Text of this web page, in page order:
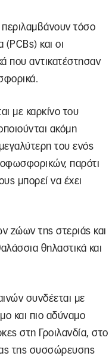
τόσο
και οι
που αντικατέστησαν
με καρκίνο του
ακόμη
του ενός
παρότι
μπορεί να έχει
ζώων της στεριάς και
θηλαστικά και
συνδέεται με
και πιο αδύναμο
στη Γροιλανδία, στο
της συσσώρευσης